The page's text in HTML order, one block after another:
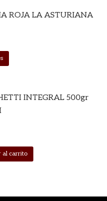
ROJA LA ASTURIANA
INTEGRAL 500gr
al carrito